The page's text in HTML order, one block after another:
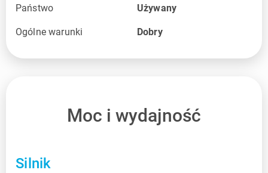
Państwo Używany
Ogólne warunki Dobry
Moc i wydajność
Silnik